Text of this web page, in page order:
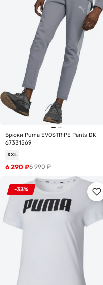
Брюки Puma EVOSTRIPE Pants DK
67331569
XXL
6 990₽
6 290 ₽
-33%